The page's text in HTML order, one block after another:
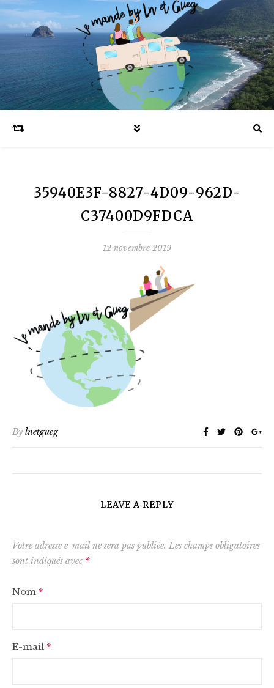
Blog voyages en famille et expatriation
35940E3F-8827-4D09-962D-
C37400D9FDCA
12 novembre 2019
By lnetgueg
LEAVE A REPLY
Votre adresse e-mail ne sera pas publiée. Les champs obligatoires
sont indiqués avec *
Nom *
E-mail *